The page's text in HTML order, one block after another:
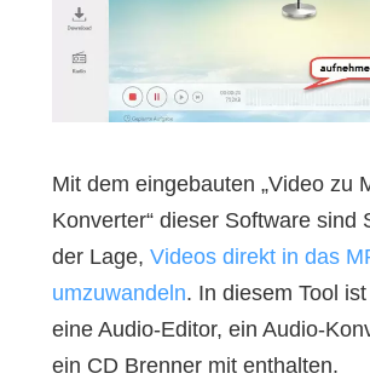
Mit dem eingebauten „Video zu
Konverter“ dieser Software sind
der Lage, Videos direkt in das
umzuwandeln. In diesem Tool
eine Audio-Editor, ein Audio-
ein CD Brenner mit enthalten.